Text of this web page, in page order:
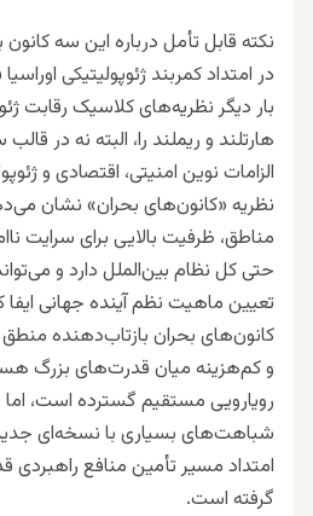
نکته قابل تأمل درباره این سه
در امتداد کمربند ژئوپولیتیکی
بار دیگر نظریه‌های کلاسیک رقابت
هارتلند و ریملند را، البته نه در
الزامات نوین امنیتی، اقتصادی و
نظریه «کانون‌های بحران» نشان
مناطق، ظرفیت بالایی برای سرایت
حتی کل نظام بین‌الملل دارد و
تعیین ماهیت نظم آینده جهانی
کانون‌های بحران بازتاب‌دهنده
و کم‌هزینه میان قدرت‌های بزرگ
رویارویی مستقیم گسترده است،
شباهت‌های بسیاری با نسخه‌ای
امتداد مسیر تأمین منافع
گرفته است.